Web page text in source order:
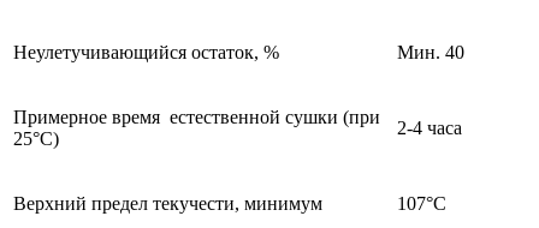
Неулетучивающийся остаток, % Мин. 40
Примерное время естественной сушки (при
25°С)
2-4 часа
Верхний предел текучести, минимум 107°С